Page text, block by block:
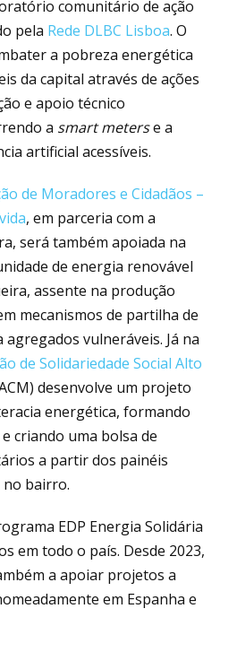
comunitário de ação
pela Rede DLBC Lisboa. O
a pobreza energética
da capital através de ações
e apoio técnico
a smart meterse a
artificial acessíveis.
de Moradores e Cidadãos –
, em parceria com a
será também apoiada na
de energia renovável
assente na produção
mecanismos de partilha de
vulneráveis. Já na
de Solidariedade Social Alto
desenvolve um projeto
energética, formando
criando uma bolsa de
a partir dos painéis
no bairro.
EDP Energia Solidária
em todo o país. Desde 2023,
a apoiar projetos a
em Espanha e